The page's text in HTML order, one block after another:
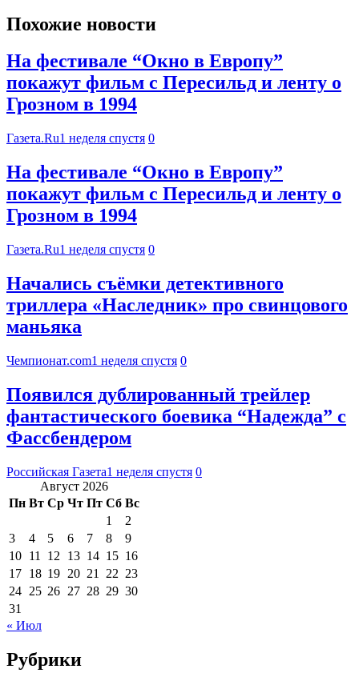
Похожие новости
На фестивале “Окно в Европу”
покажут фильм с Пересильд и ленту о
Грозном в 1994
Газета.Ru1 неделя спустя 0
На фестивале “Окно в Европу”
покажут фильм с Пересильд и ленту о
Грозном в 1994
Газета.Ru1 неделя спустя 0
Начались съёмки детективного
триллера «Наследник» про свинцового
маньяка
Чемпионат.com1 неделя спустя 0
Появился дублированный трейлер
фантастического боевика “Надежда” с
Фассбендером
Российская Газета1 неделя спустя 0
Август 2026
Пн Вт Ср Чт Пт Сб Вс
1
2
3
4 5 6 7 8
9
10 11 12 13 14 15 16
17 18 19 20 21 22 23
24 25 26 27 28 29 30
31
« Июл
Рубрики